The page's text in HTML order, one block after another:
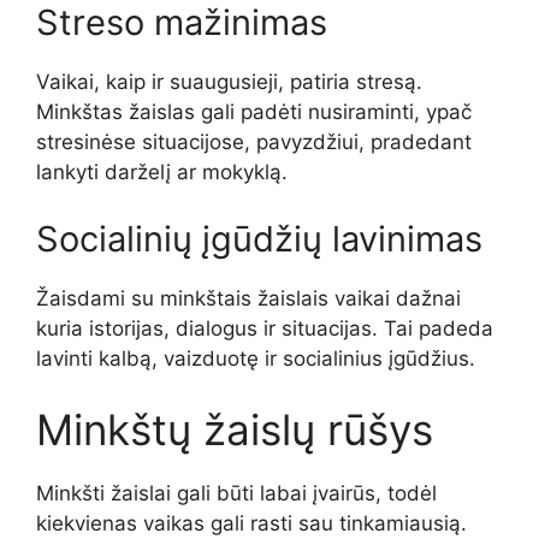
Streso mažinimas
Vaikai, kaip ir suaugusieji, patiria stresą.
Minkštas žaislas gali padėti nusiraminti, ypač
stresinėse situacijose, pavyzdžiui, pradedant
lankyti darželį ar mokyklą.
Socialinių įgūdžių lavinimas
Žaisdami su minkštais žaislais vaikai dažnai
kuria istorijas, dialogus ir situacijas. Tai padeda
lavinti kalbą, vaizduotę ir socialinius įgūdžius.
Minkštų žaislų rūšys
Minkšti žaislai gali būti labai įvairūs, todėl
kiekvienas vaikas gali rasti sau tinkamiausią.